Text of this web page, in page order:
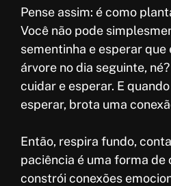
Pense assim: é como
Você não pode
sementinha e esperar que
árvore no dia seguinte,
cuidar e esperar. E
esperar, brota uma
Então, respira fundo,
paciência é uma forma de
constrói conexões